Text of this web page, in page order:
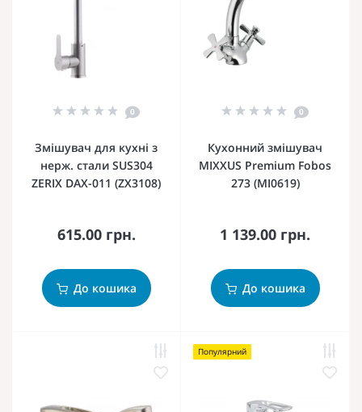
0
Змішувач для кухні з
нерж. стали SUS304
ZERIX DAX-011 (ZX3108)
615.00 грн.
До кошика
0
Кухонний змішувач
MIXXUS Premium Fobos
273 (MI0619)
1 139.00 грн.
До кошика
Популярний